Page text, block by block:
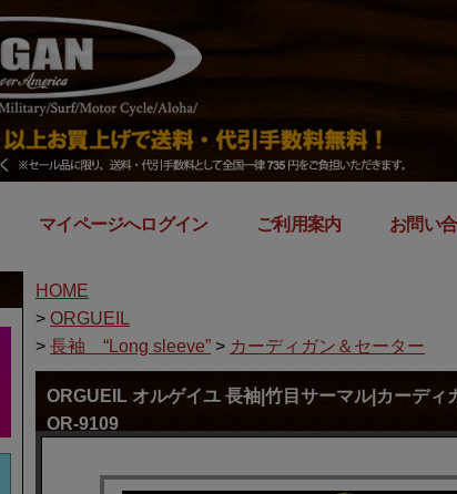
マイページへログイン ご利用案内 お問い
HOME
> ORGUEIL
> 長袖 “Long sleeve” > カーディガン＆セーター
ORGUEIL オルゲイユ 長袖|竹目サーマル|カーデ
OR-9109